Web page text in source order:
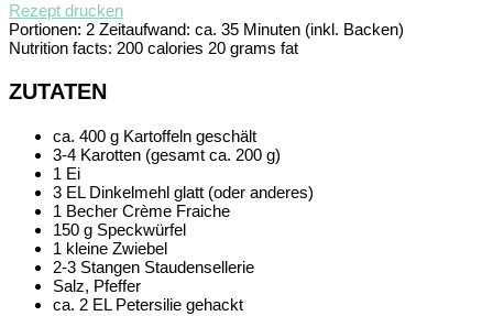
Rezept drucken
Portionen: 2 Zeitaufwand: ca. 35 Minuten (inkl. Backen)
Nutrition facts: 200 calories 20 grams fat
ZUTATEN
ca. 400 g Kartoffeln geschält
3-4 Karotten (gesamt ca. 200 g)
1 Ei
3 EL Dinkelmehl glatt (oder anderes)
1 Becher Crème Fraiche
150 g Speckwürfel
1 kleine Zwiebel
2-3 Stangen Staudensellerie
Salz, Pfeffer
ca. 2 EL Petersilie gehackt